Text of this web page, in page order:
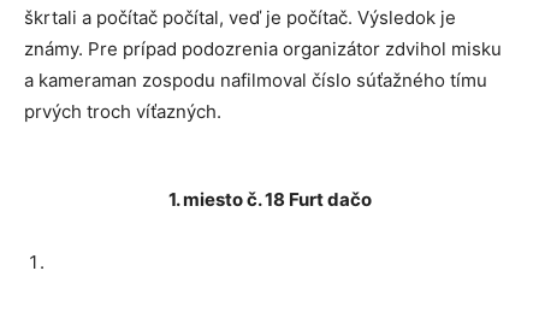
škrtali a počítač počítal, veď je počítač. Výsledok je
známy. Pre prípad podozrenia organizátor zdvihol misku
a kameraman zospodu nafilmoval číslo súťažného tímu
prvých troch víťazných.
1. miesto č. 18 Furt dačo